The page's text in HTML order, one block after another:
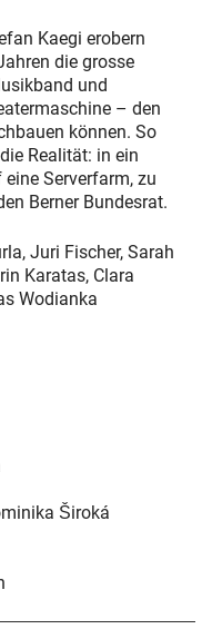
Kaegi erobern
die grosse
und
– den
können. So
Realität: in ein
Serverfarm, zu
Berner Bundesrat.
Juri Fischer, Sarah
Karatas, Clara
Wodianka
Široká